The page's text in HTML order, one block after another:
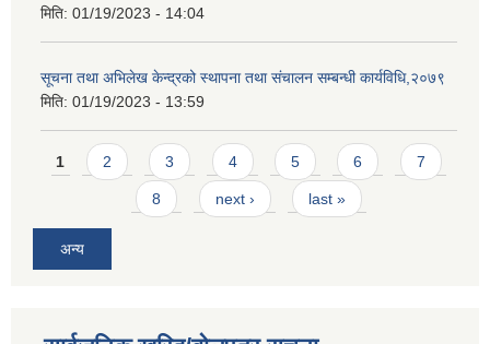
मिति: 01/19/2023 - 14:04
सूचना तथा अभिलेख केन्द्रको स्थापना तथा संचालन सम्बन्धी कार्यविधि,२०७९
मिति: 01/19/2023 - 13:59
Pages
1 2 3 4 5 6 7
8 next › last »
अन्य